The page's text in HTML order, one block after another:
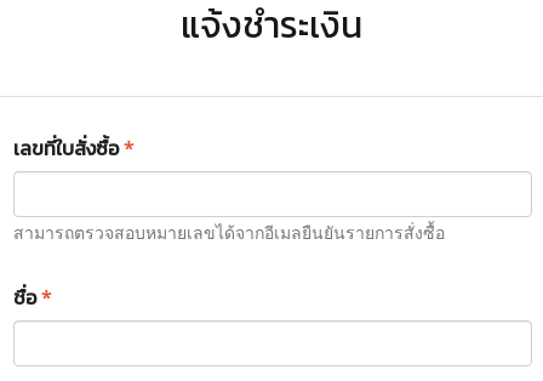
แจ้งชำระเงิน
เลขที่ใบสั่งซื้อ*
สามารถตรวจสอบหมายเลขได้จากอีเมลยืนยันรายการสั่งซื้อ
ชื่อ*